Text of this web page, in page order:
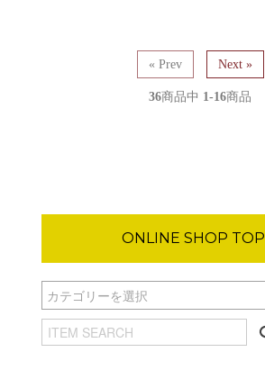
« Prev Next »
36商品中 1-16商品
ONLINE SHOP TOP